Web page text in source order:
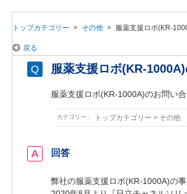
トップカテゴリー > その他 > 服薬支援ロボ(KR-
戻る
服薬支援ロボ(KR-
服薬支援ロボ(KR-1000A)のお問い
カテゴリー : トップカテゴリー > その他
回答
弊社の服薬支援ロボ(KR-1000A)の